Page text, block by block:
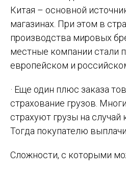
Китая – основной
магазинах. При этом в
производства мировых
местные компании стали
европейском и
· Еще один плюс заказа
страхование грузов.
страхуют грузы на случай
Тогда покупателю
Сложности, с которыми